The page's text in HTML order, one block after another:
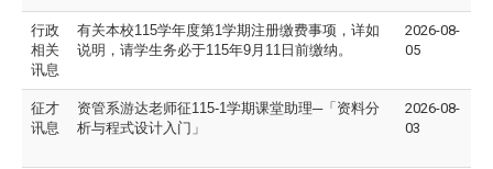
行政
相关
讯息
有关本校115学年度第1学期注册缴费事项，详如
说明，请学生务必于115年9月 11 日前缴纳。
2026-08-
05
征才
讯息
资管系游达老师征115-1学期课堂助理─「资料分
析与程式设计入门」
2026-08-
03